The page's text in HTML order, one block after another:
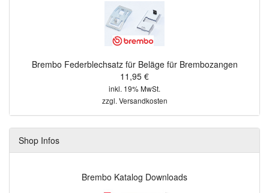
Brembo Federblechsatz für Beläge für Brembozangen
11,95 €
inkl. 19% MwSt.
zzgl. Versandkosten
Shop Infos
Brembo Katalog Downloads